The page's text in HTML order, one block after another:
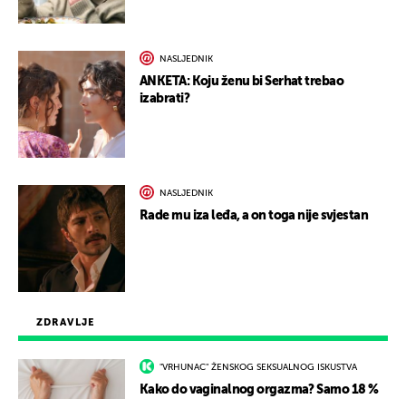
ZDRAVLJE
"VRHUNAC" ŽENSKOG SEKSUALNOG ISKUSTVA
Kako do vaginalnog orgazma? Samo 18 %
NASLJEDNIK
ANKETA: Koju ženu bi Serhat trebao
izabrati?
NASLJEDNIK
Rade mu iza leđa, a on toga nije svjestan